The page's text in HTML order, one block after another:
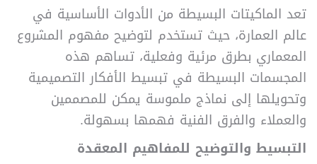
تعد الماكيتات البسيطة من الأدوات الأساسية في
عالم العمارة، حيث تستخدم لتوضيح مفهوم المشروع
المعماري بطرق مرئية وفعلية، تساهم هذه
المجسمات البسيطة في تبسيط الأفكار التصميمية
وتحويلها إلى نماذج ملموسة يمكن للمصممين
والعملاء والفرق الفنية فهمها بسهولة.
التبسيط والتوضيح للمفاهيم المعقدة